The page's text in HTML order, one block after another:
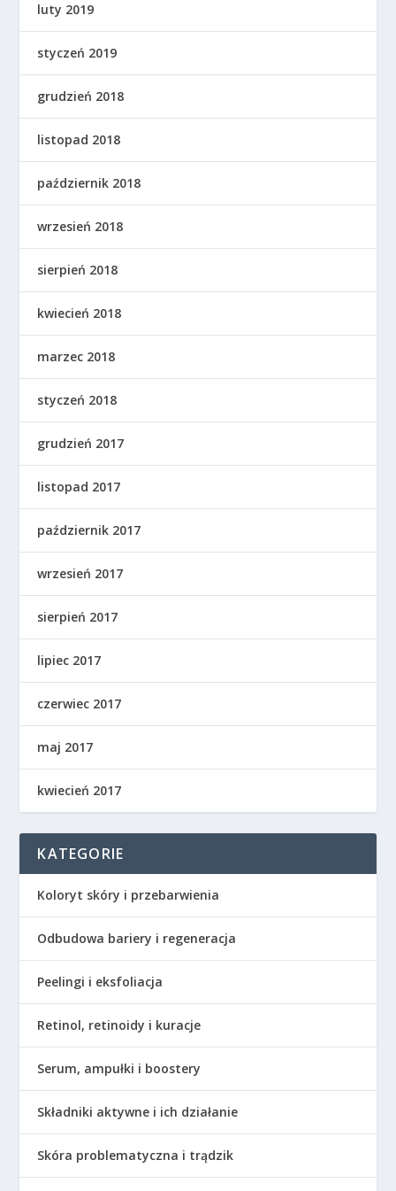
luty 2019
styczeń 2019
grudzień 2018
listopad 2018
październik 2018
wrzesień 2018
sierpień 2018
kwiecień 2018
marzec 2018
styczeń 2018
grudzień 2017
listopad 2017
październik 2017
wrzesień 2017
sierpień 2017
lipiec 2017
czerwiec 2017
maj 2017
kwiecień 2017
KATEGORIE
Koloryt skóry i przebarwienia
Odbudowa bariery i regeneracja
Peelingi i eksfoliacja
Retinol, retinoidy i kuracje
Serum, ampułki i boostery
Składniki aktywne i ich działanie
Skóra problematyczna i trądzik